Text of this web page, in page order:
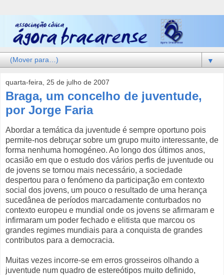
▼
quarta-feira, 25 de julho de 2007
Braga, um concelho de juventude,
por Jorge Faria
Abordar a temática da juventude é sempre oportuno pois
permite-nos debruçar sobre um grupo muito interessante, de
forma nenhuma homogéneo. Ao longo dos últimos anos,
ocasião em que o estudo dos vários perfis de juventude ou
de jovens se tornou mais necessário, a sociedade
despertou para o fenómeno da participação em contexto
social dos jovens, um pouco o resultado de uma herança
sucedânea de períodos marcadamente conturbados no
contexto europeu e mundial onde os jovens se afirmaram e
infirmaram um poder fechado e elitista que marcou os
grandes regimes mundiais para a conquista de grandes
contributos para a democracia.
Muitas vezes incorre-se em erros grosseiros olhando a
juventude num quadro de estereótipos muito definido,